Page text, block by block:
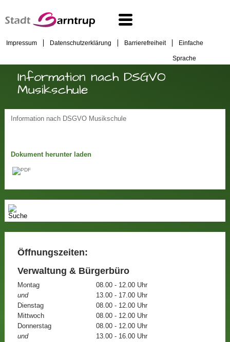
Impressum Datenschutzerklärung Barrierefreiheit Einfache
Sprache
Information nach DSGVO
Musikschule
Information nach DSGVO Musikschule
Dokument herunter laden
Öffnungszeiten:
Verwaltung & Bürgerbüro
Montag
08.00 - 12.00 Uhr
und
13.00 - 17.00 Uhr
Dienstag
08.00 - 12.00 Uhr
Mittwoch
08.00 - 12.00 Uhr
Donnerstag
08.00 - 12.00 Uhr
und
13.00 - 16.00 Uhr